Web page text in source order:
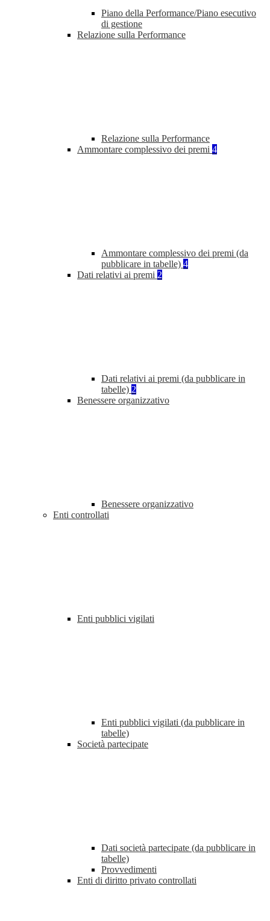
Piano della Performance/Piano esecutivo
di gestione
Relazione sulla Performance
Relazione sulla Performance
Ammontare complessivo dei premi 4
Ammontare complessivo dei premi (da
pubblicare in tabelle) 4
Dati relativi ai premi 2
Dati relativi ai premi (da pubblicare in
tabelle) 2
Benessere organizzativo
Benessere organizzativo
Enti controllati
Enti pubblici vigilati
Enti pubblici vigilati (da pubblicare in
tabelle)
Società partecipate
Dati società partecipate (da pubblicare in
tabelle)
Provvedimenti
Enti di diritto privato controllati